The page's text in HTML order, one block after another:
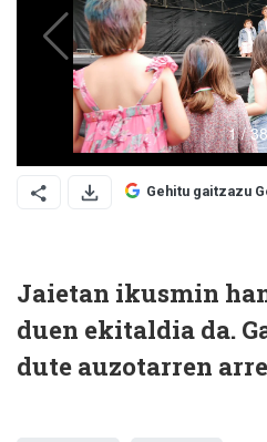
Gehitu gaitzazu
Jaietan ikusmin
duen ekitaldia da.
dute auzotarren